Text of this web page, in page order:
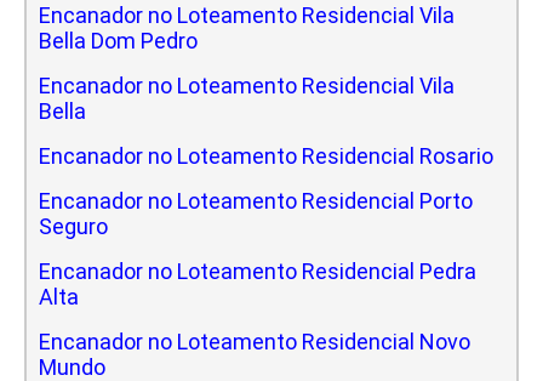
Encanador no Loteamento Residencial Vila
Bella Dom Pedro
Encanador no Loteamento Residencial Vila
Bella
Encanador no Loteamento Residencial Rosario
Encanador no Loteamento Residencial Porto
Seguro
Encanador no Loteamento Residencial Pedra
Alta
Encanador no Loteamento Residencial Novo
Mundo